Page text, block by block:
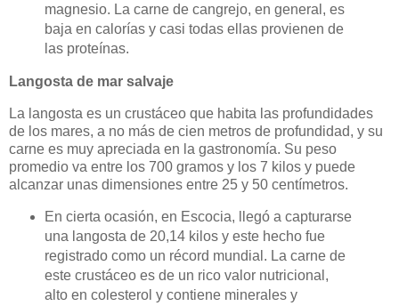
magnesio. La carne de cangrejo, en general, es
baja en calorías y casi todas ellas provienen de
las proteínas.
Langosta de mar salvaje
La langosta es un crustáceo que habita las profundidades
de los mares, a no más de cien metros de profundidad, y su
carne es muy apreciada en la gastronomía. Su peso
promedio va entre los 700 gramos y los 7 kilos y puede
alcanzar unas dimensiones entre 25 y 50 centímetros.
En cierta ocasión, en Escocia, llegó a capturarse
una langosta de 20,14 kilos y este hecho fue
registrado como un récord mundial. La carne de
este crustáceo es de un rico valor nutricional,
alto en colesterol y contiene minerales y